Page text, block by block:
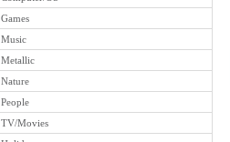
Games
Music
Metallic
Nature
People
TV/Movies